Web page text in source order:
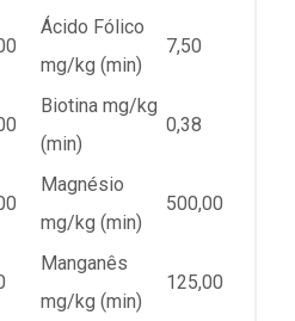
Ácido Fólico
mg/kg (min)
7,50
Biotina mg/kg
(min)
0,38
Magnésio
mg/kg (min)
500,00
Manganês
mg/kg (min)
125,00